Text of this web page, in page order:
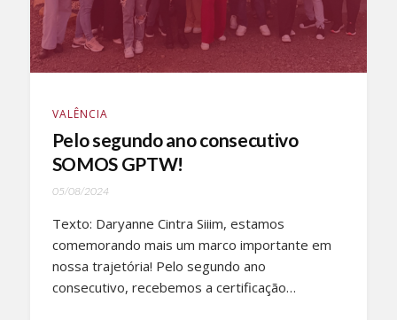
VALÊNCIA
Pelo segundo ano consecutivo
SOMOS GPTW!
05/08/2024
Texto: Daryanne Cintra Siiim, estamos
comemorando mais um marco importante em
nossa trajetória! Pelo segundo ano
consecutivo, recebemos a certificação…